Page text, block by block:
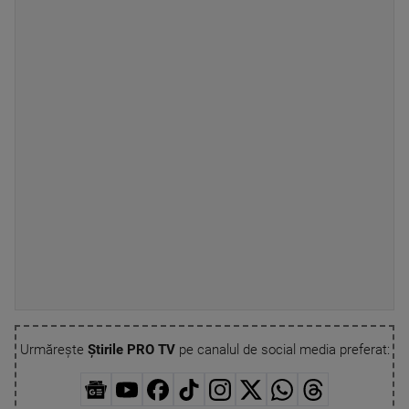
Urmărește Știrile PRO TVpe canalul de social media preferat: